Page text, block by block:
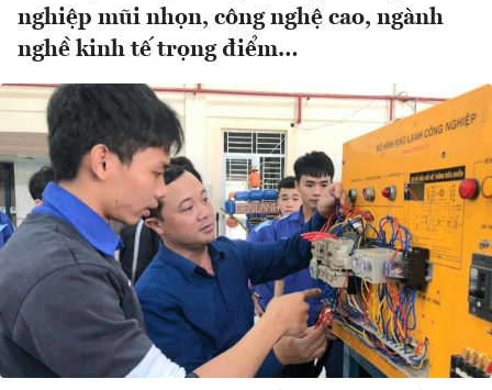
nghiệp mũi nhọn, công nghệ cao, ngành
nghề kinh tế trọng điểm…